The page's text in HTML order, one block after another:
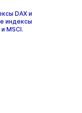
DAX и
индексы
MSCI.